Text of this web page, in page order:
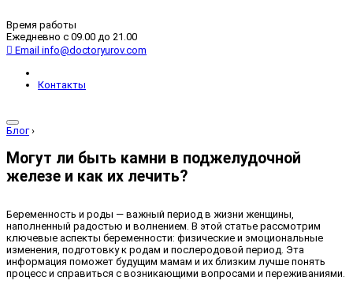
Время работы
Ежедневно с 09.00 до 21.00
Email info@doctoryurov.com
Контакты
Блог ›
Могут ли быть камни в поджелудочной
железе и как их лечить?
Беременность и роды — важный период в жизни женщины,
наполненный радостью и волнением. В этой статье рассмотрим
ключевые аспекты беременности: физические и эмоциональные
изменения, подготовку к родам и послеродовой период. Эта
информация поможет будущим мамам и их близким лучше понять
процесс и справиться с возникающими вопросами и переживаниями.